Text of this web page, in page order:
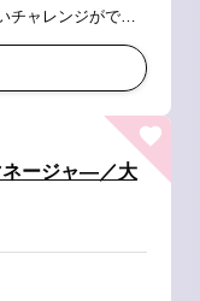
チャレンジができ
ネージャ―／大